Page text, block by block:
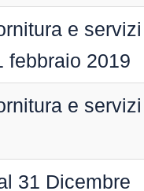
e servizi
febbraio 2019
e servizi
31 Dicembre